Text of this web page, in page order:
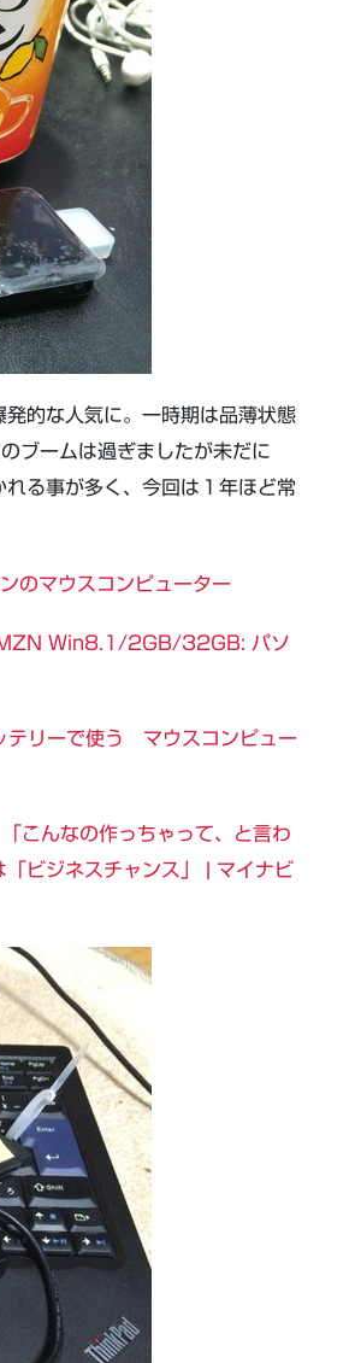
的な人気に。一時期は品薄状態
ブームは過ぎましたが未だに
る事が多く、今回は１年ほど常
のマウスコンピューター
Win8.1/2GB/32GB: パソ
テリーで使う マウスコンピュー
こんなの作っちゃって、と言わ
ビジネスチャンス」 | マイナビ